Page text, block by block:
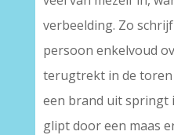
verbeelding. Zo
persoon enkelvoud
terugtrekt in de toren
een brand uit springt
glipt door een maas